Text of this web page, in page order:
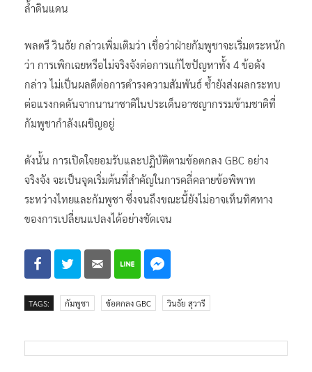
ล้ำดินแดน
พลตรี วินธัย กล่าวเพิ่มเติมว่า เชื่อว่าฝ่ายกัมพูชาจะเริ่มตระหนัก
ว่า การเพิกเฉยหรือไม่จริงจังต่อการแก้ไขปัญหาทั้ง 4 ข้อดัง
กล่าว ไม่เป็นผลดีต่อการดำรงความสัมพันธ์ ซ้ำยังส่งผลกระทบ
ต่อแรงกดดันจากนานาชาติในประเด็นอาชญากรรมข้ามชาติที่
กัมพูชากำลังเผชิญอยู่
ดังนั้น การเปิดใจยอมรับและปฏิบัติตามข้อตกลง GBC อย่าง
จริงจัง จะเป็นจุดเริ่มต้นที่สำคัญในการคลี่คลายข้อพิพาท
ระหว่างไทยและกัมพูชา ซึ่งจนถึงขณะนี้ยังไม่อาจเห็นทิศทาง
ของการเปลี่ยนแปลงได้อย่างชัดเจน
TAGS: กัมพูชา ข้อตกลง GBC วินธัย สุวารี